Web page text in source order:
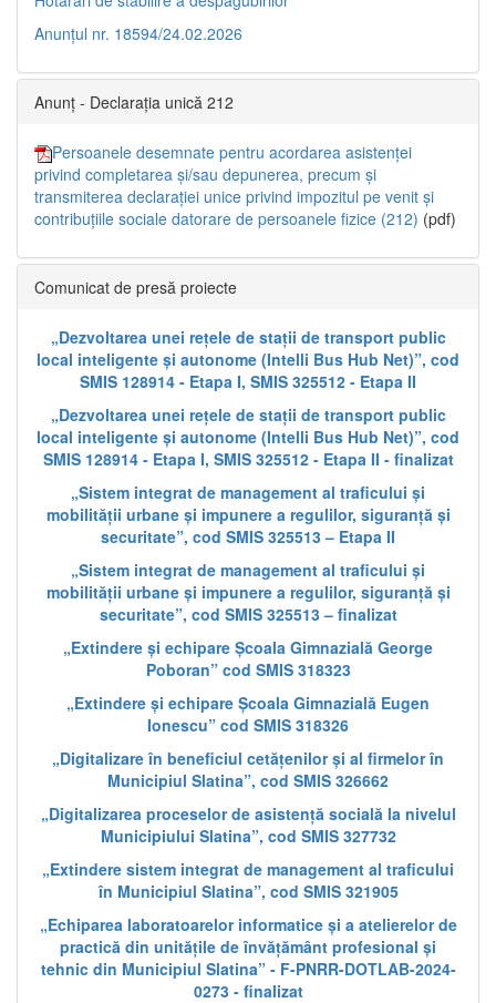
Anunțul nr. 18594/24.02.2026
Anunț - Declarația unică 212
Persoanele desemnate pentru acordarea asistenței
privind completarea și/sau depunerea, precum și
transmiterea declarației unice privind impozitul pe venit și
contribuțiile sociale datorare de persoanele fizice (212) (pdf)
Comunicat de presă proiecte
„Dezvoltarea unei rețele de stații de transport public
local inteligente și autonome (Intelli Bus Hub Net)”, cod
SMIS 128914 - Etapa I, SMIS 325512 - Etapa II
„Dezvoltarea unei rețele de stații de transport public
local inteligente și autonome (Intelli Bus Hub Net)”, cod
SMIS 128914 - Etapa I, SMIS 325512 - Etapa II - finalizat
„Sistem integrat de management al traficului și
mobilității urbane și impunere a regulilor, siguranță și
securitate”, cod SMIS 325513 – Etapa II
„Sistem integrat de management al traficului și
mobilității urbane și impunere a regulilor, siguranță și
securitate”, cod SMIS 325513 – finalizat
„Extindere și echipare Școala Gimnazială George
Poboran” cod SMIS 318323
„Extindere și echipare Școala Gimnazială Eugen
Ionescu” cod SMIS 318326
„Digitalizare în beneficiul cetățenilor și al firmelor în
Municipiul Slatina”, cod SMIS 326662
„Digitalizarea proceselor de asistență socială la nivelul
Municipiului Slatina”, cod SMIS 327732
„Extindere sistem integrat de management al traficului
în Municipiul Slatina”, cod SMIS 321905
„Echiparea laboratoarelor informatice și a atelierelor de
practică din unitățile de învățământ profesional și
tehnic din Municipiul Slatina” - F-PNRR-DOTLAB-2024-
0273 - finalizat